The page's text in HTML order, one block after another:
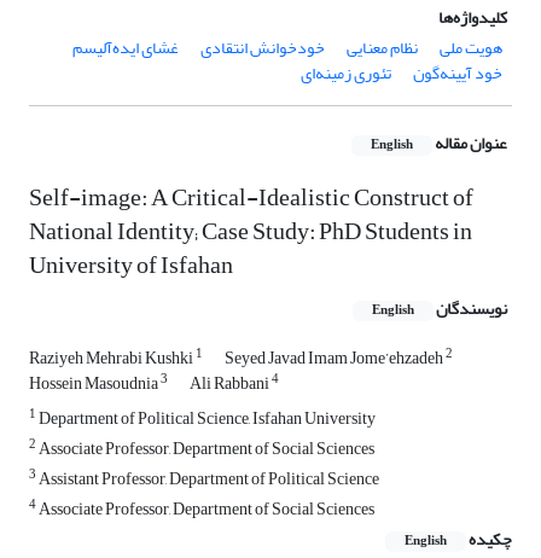
کلیدواژه‌ها
هویت ملی
نظام معنایی خودخوانش انتقادی غشای ایده‌آلیسم
خود آیینه‌گون تئوری زمینه‌ای
عنوان مقاله English
Self-image: A Critical-Idealistic Construct of
National Identity; Case Study: PhD Students in
University of Isfahan
نویسندگان English
Raziyeh Mehrabi Kushki1 Seyed Javad Imam Jome’ehzadeh2
Hossein Masoudnia3 Ali Rabbani4
1Department of Political Science, Isfahan University
2Associate Professor, Department of Social Sciences
3Assistant Professor, Department of Political Science
4Associate Professor, Department of Social Sciences
چکیده
English